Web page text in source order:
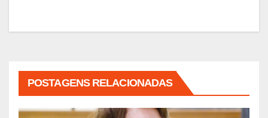
POSTAGENS RELACIONADAS